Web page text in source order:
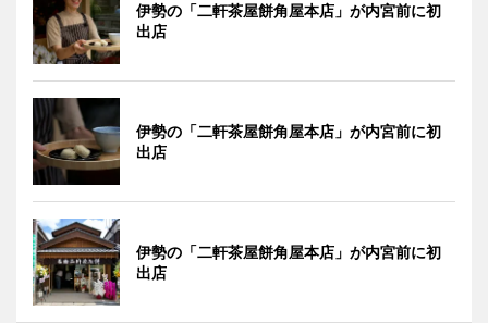
伊勢の「二軒茶屋餅角屋本店」が内宮前に初
出店
伊勢の「二軒茶屋餅角屋本店」が内宮前に初
出店
伊勢の「二軒茶屋餅角屋本店」が内宮前に初
出店